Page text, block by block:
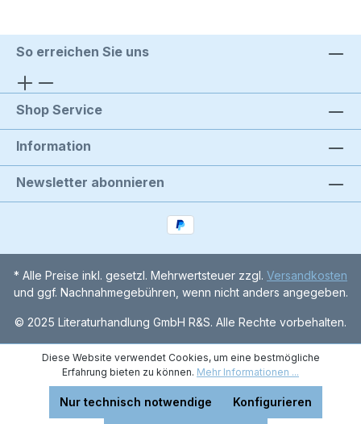
So erreichen Sie uns
Shop Service
Information
Newsletter abonnieren
* Alle Preise inkl. gesetzl. Mehrwertsteuer zzgl. Versandkosten
und ggf. Nachnahmegebühren, wenn nicht anders angegeben.
© 2025 Literaturhandlung GmbH R&S. Alle Rechte vorbehalten.
Diese Website verwendet Cookies, um eine bestmögliche
Erfahrung bieten zu können. Mehr Informationen ...
Nur technisch notwendige Konfigurieren